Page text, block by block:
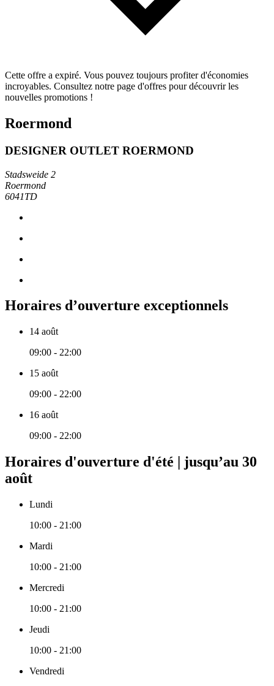
Cette offre a expiré. Vous pouvez toujours profiter d'économies
incroyables. Consultez notre page d'offres pour découvrir les
nouvelles promotions !
Roermond
DESIGNER OUTLET ROERMOND
Stadsweide 2
Roermond
6041TD
Horaires d’ouverture exceptionnels
14 août
09:00 - 22:00
15 août
09:00 - 22:00
16 août
09:00 - 22:00
Horaires d'ouverture d'été | jusqu’au 30
août
Lundi
10:00 - 21:00
Mardi
10:00 - 21:00
Mercredi
10:00 - 21:00
Jeudi
10:00 - 21:00
Vendredi